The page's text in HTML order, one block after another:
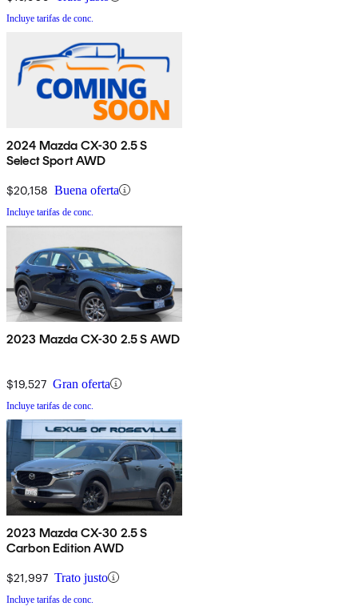
Incluye tarifas de conc.
2024 Mazda CX-30 2.5 S
Select Sport AWD
$20,158 Buena oferta
Incluye tarifas de conc.
2023 Mazda CX-30 2.5 S AWD
$19,527 Gran oferta
Incluye tarifas de conc.
2023 Mazda CX-30 2.5 S
Carbon Edition AWD
$21,997 Trato justo
Incluye tarifas de conc.